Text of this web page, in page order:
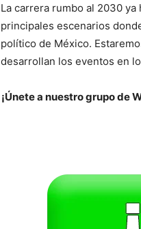
La carrera rumbo al 2030
principales escenarios
político de México.
desarrollan los eventos en
¡Únete a nuestro grupo de